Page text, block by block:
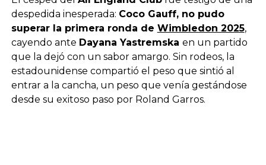
despedida inesperada: Coco Gauff, no pudo
superar la primera ronda de Wimbledon 2025,
cayendo ante Dayana Yastremska en un partido
que la dejó con un sabor amargo. Sin rodeos, la
estadounidense compartió el peso que sintió al
entrar a la cancha, un peso que venía gestándose
desde su exitoso paso por Roland Garros.